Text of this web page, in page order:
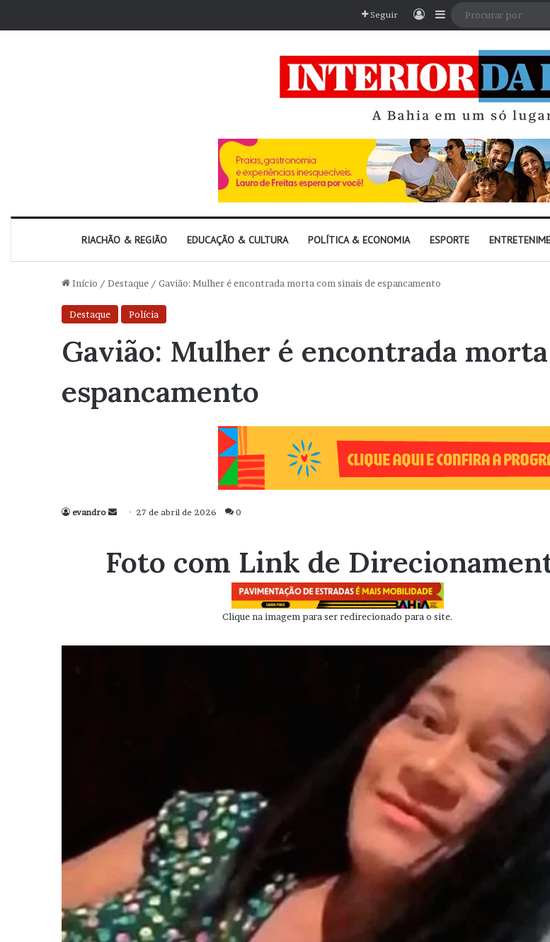
Seguir EntrarBarra Lateral
RIACHÃO & REGIÃO EDUCAÇÃO & CULTURA POLÍTICA & ECONOMIA ESPORTE
Início / Destaque / Gavião: Mulher é encontrada morta com sinais de espancamento
Destaque Polícia
Gavião: Mulher é encontrada
espancamento
evandro
Mande
mail
27 de abril de 2026 0
Foto com Link de
Clique na imagem para ser redirecionado para o site.